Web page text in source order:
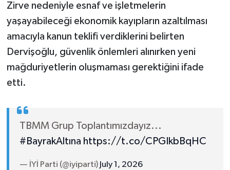
Zirve nedeniyle esnaf ve işletmelerin
yaşayabileceği ekonomik kayıpların azaltılması
amacıyla kanun teklifi verdiklerini belirten
Dervişoğlu, güvenlik önlemleri alınırken yeni
mağduriyetlerin oluşmaması gerektiğini ifade
etti.
TBMM Grup Toplantımızdayız...
#BayrakAltına https://t.co/CPGIkbBqHC
— İYİ Parti (@iyiparti) July 1, 2026